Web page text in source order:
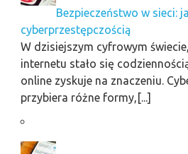
Bezpieczeństwo w sieci:
cyberprzestępczością
W dzisiejszym cyfrowym
internetu stało się
online zyskuje na znaczeniu.
przybiera różne formy,[...]